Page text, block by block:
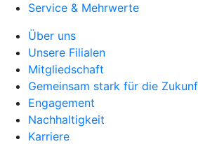
Service & Mehrwerte
Über uns
Unsere Filialen
Mitgliedschaft
Gemeinsam stark für die
Engagement
Nachhaltigkeit
Karriere